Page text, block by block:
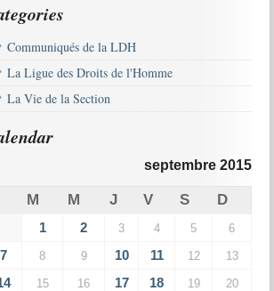
Communiqués de la LDH
La Ligue des Droits de l'Homme
La Vie de la Section
septembre 2015
M M J V S D
1 2 3 4 5 6
7 8 9 10 11 12 13
15 16 17 18 19 20